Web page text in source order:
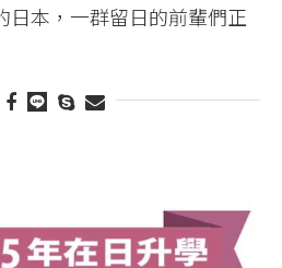
日本，一群留日的前輩們正